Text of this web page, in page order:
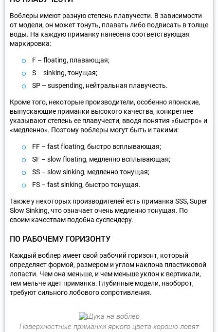
Воблеры имеют разную степень плавучести. В зависимости
от модели, он может тонуть, плавать либо подвисать в толще
воды. На каждую приманку нанесена соответствующая
маркировка:
F – floating, плавающая;
S – sinking, тонущая;
SP – suspending, нейтральная плавучесть.
Кроме того, некоторые производители, особенно японские,
выпускающие приманки высокого качества, конкретнее
указывают степень ее плавучести, вводя понятия «быстро» и
«медленно». Поэтому воблеры могут быть и такими:
FF – fast floating, быстро всплывающая;
SF – slow floating, медленно всплывающая;
SS – slow sinking, медленно тонущая;
FS – fast sinking, быстро тонущая.
Также у некоторых производителей есть приманка SSS, Super
Slow Sinking, что означает очень медленно тонущая. По
своим качествам подобна суспендеру.
ПО РАБОЧЕМУ ГОРИЗОНТУ
Каждый воблер имеет свой рабочий горизонт, который
определяет формой, размером и углом наклона пластиковой
лопасти. Чем она меньше, и чем меньше уклон к вертикали,
тем мельче идет приманка. Глубинные модели, наоборот,
требуют сильного лобового сопротивления.
Поверхностные приманки яркого цвета хорошо ловят